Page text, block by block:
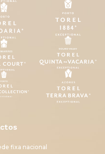
fixa nacional